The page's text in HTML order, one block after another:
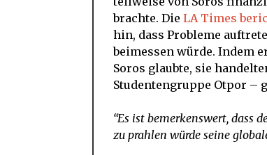
brachte. Die LA Times
hin, dass Probleme
beimessen würde. Indem
Soros glaubte, sie
Studentengruppe Otpor –
“Es ist bemerkenswert, dass
zu prahlen würde seine